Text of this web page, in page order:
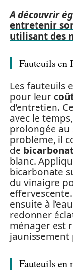
A découvrir
entretenir
utilisant des
Fauteuils en
Les fauteuils
pour leur
d’entretien.
avec le
prolongée au
problème, il
de
blanc.
bicarbonate
du vinaigre
ensuite à
redonner
ménager est
jaunissement
Fauteuils en